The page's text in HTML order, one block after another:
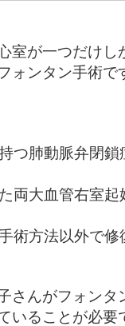
室が一つだけし
ォンタン手術で
つ肺動脈弁閉鎖
両大血管右室起
術方法以外で
さんがフォンタ
いることが必要